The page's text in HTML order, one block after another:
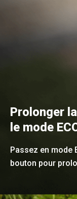
Prolonger
le mode
Passez en mode
bouton pour